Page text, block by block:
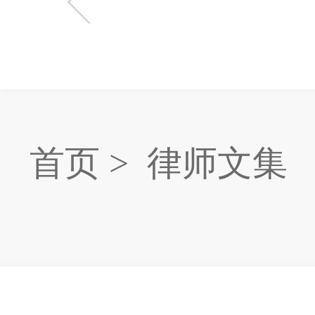
首页 > 律师文集